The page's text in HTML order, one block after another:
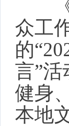
《
众工
的
言”
健身
本地